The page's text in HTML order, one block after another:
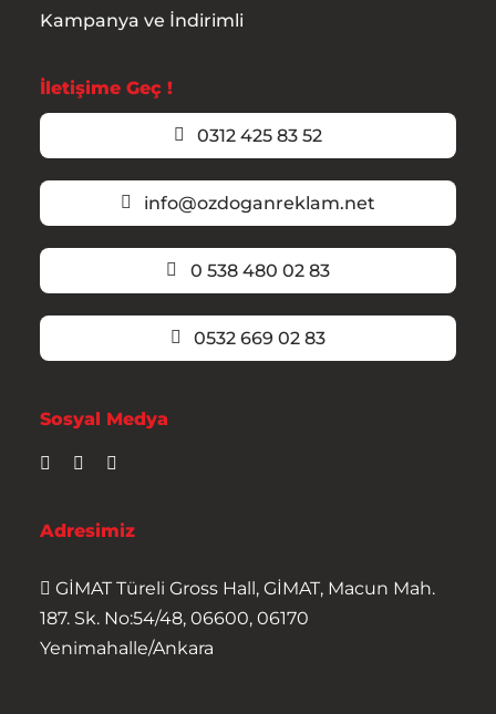
Kampanya ve İndirimli
İletişime Geç !
0312 425 83 52
info@ozdoganreklam.net
0 538 480 02 83
0532 669 02 83
Sosyal Medya
Adresimiz
GİMAT Türeli Gross Hall, GİMAT, Macun Mah.
187. Sk. No:54/48, 06600, 06170
Yenimahalle/Ankara